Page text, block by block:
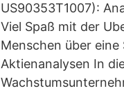
US90353T1007):
Viel Spaß mit der
Menschen über
Aktienanalysen In